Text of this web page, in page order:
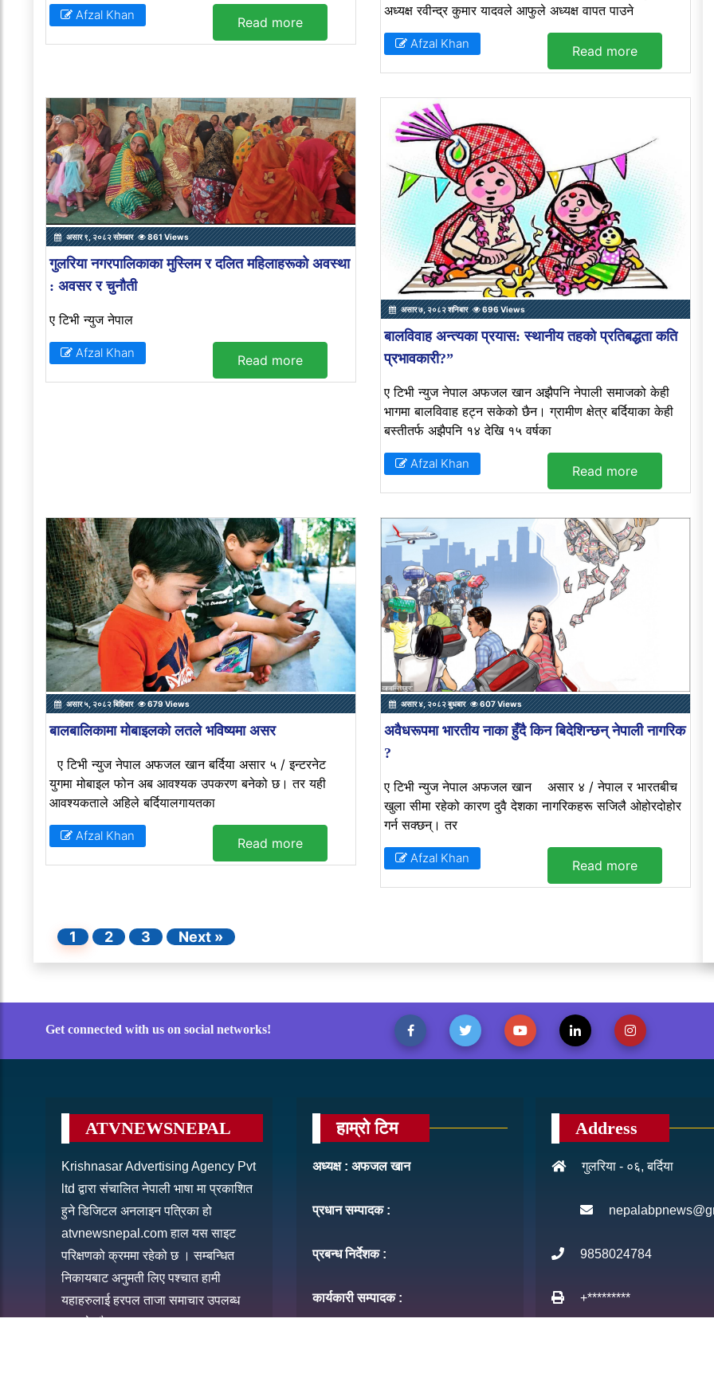
Afzal Khan Read more
अध्यक्ष रवीन्द्र कुमार यादवले आफुले अध्यक्ष वापत पाउने
Afzal Khan Read more
असार ९, २०८२ सोमबार 861 Views
गुलरिया नगरपालिकाका मुस्लिम र दलित महिलाहरूको अवस्था
: अवसर र चुनौती
ए टिभी न्युज नेपाल
Afzal Khan Read more
असार ७, २०८२ शनिबार 696 Views
बालविवाह अन्त्यका प्रयास: स्थानीय तहको प्रतिबद्धता कति
प्रभावकारी?”
ए टिभी न्युज नेपाल अफजल खान अझैपनि नेपाली समाजको केही
भागमा बालविवाह हट्न सकेको छैन। ग्रामीण क्षेत्र बर्दियाका केही
बस्तीतर्फ अझैपनि १४ देखि १५ वर्षका
Afzal Khan Read more
असार ५, २०८२ बिहिबार 679 Views
बालबालिकामा मोबाइलको लतले भविष्यमा असर
ए टिभी न्युज नेपाल अफजल खान बर्दिया असार ५ / इन्टरनेट
युगमा मोबाइल फोन अब आवश्यक उपकरण बनेको छ। तर यही
आवश्यकताले अहिले बर्दियालगायतका
Afzal Khan Read more
असार ४, २०८२ बुधबार 607 Views
अवैधरूपमा भारतीय नाका हुँदै किन बिदेशिन्छन् नेपाली नागरिक
?
ए टिभी न्युज नेपाल अफजल खान असार ४ / नेपाल र भारतबीच
खुला सीमा रहेको कारण दुवै देशका नागरिकहरू सजिलै ओहोरदोहोर
गर्न सक्छन्। तर
Afzal Khan Read more
1 2 3 Next »
Get connected with us on social networks!
ATVNEWSNEPAL
Krishnasar Advertising Agency Pvt
ltd द्वारा संचालित नेपाली भाषा मा प्रकाशित
हुने डिजिटल अनलाइन पत्रिका हो
atvnewsnepal.com हाल यस साइट
परिक्षणको क्रममा रहेको छ । सम्बन्धित
निकायबाट अनुमती लिए पश्चात हामी
यहाहरुलाई हरपल ताजा समाचार उपलब्ध
हाम्रो टिम
अध्यक्ष : अफजल खान
प्रधान सम्पादक :
प्रबन्ध निर्देशक :
कार्यकारी सम्पादक :
Address
गुलरिया - ०६, बर्दिया
9858024784
+*********